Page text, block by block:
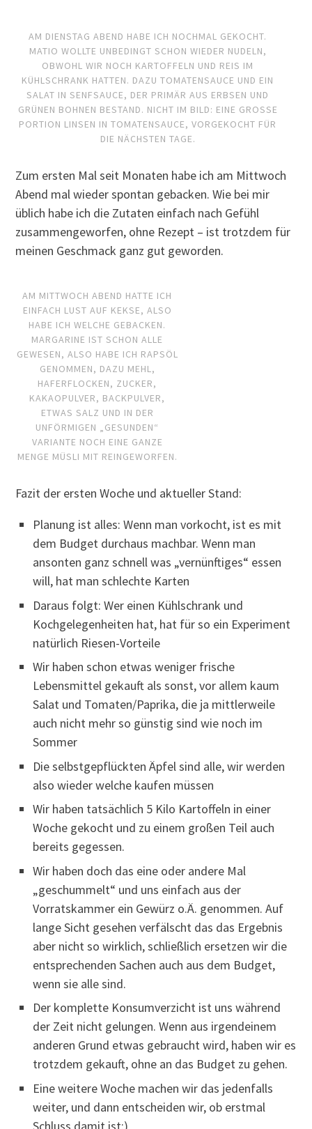
AM DIENSTAG ABEND HABE ICH NOCHMAL GEKOCHT.
MATIO WOLLTE UNBEDINGT SCHON WIEDER NUDELN,
OBWOHL WIR NOCH KARTOFFELN UND REIS IM
KÜHLSCHRANK HATTEN. DAZU TOMATENSAUCE UND EIN
SALAT IN SENFSAUCE, DER PRIMÄR AUS ERBSEN UND
GRÜNEN BOHNEN BESTAND. NICHT IM BILD: EINE GROSSE P
ORTION LINSEN IN TOMATENSAUCE, VORGEKOCHT FÜR D
IE NÄCHSTEN TAGE.
Zum ersten Mal seit Monaten habe ich am Mittwoch
Abend mal wieder spontan gebacken. Wie bei mir
üblich habe ich die Zutaten einfach nach Gefühl
zusammengeworfen, ohne Rezept – ist trotzdem für
meinen Geschmack ganz gut geworden.
AM MITTWOCH ABEND HATTE ICH
EINFACH LUST AUF KEKSE, ALSO
HABE ICH WELCHE GEBACKEN.
MARGARINE IST SCHON ALLE
GEWESEN, ALSO HABE ICH RAPSÖL
GENOMMEN, DAZU MEHL,
HAFERFLOCKEN, ZUCKER,
KAKAOPULVER, BACKPULVER,
ETWAS SALZ UND IN DER
UNFÖRMIGEN „GESUNDEN“
VARIANTE NOCH EINE GANZE
MENGE MÜSLI MIT REINGEWORFEN.
Fazit der ersten Woche und aktueller Stand:
Planung ist alles: Wenn man vorkocht, ist es mit
dem Budget durchaus machbar. Wenn man
ansonten ganz schnell was „vernünftiges“ essen
will, hat man schlechte Karten
Daraus folgt: Wer einen Kühlschrank und
Kochgelegenheiten hat, hat für so ein Experiment
natürlich Riesen-Vorteile
Wir haben schon etwas weniger frische
Lebensmittel gekauft als sonst, vor allem kaum
Salat und Tomaten/Paprika, die ja mittlerweile
auch nicht mehr so günstig sind wie noch im
Sommer
Die selbstgepflückten Äpfel sind alle, wir werden
also wieder welche kaufen müssen
Wir haben tatsächlich 5 Kilo Kartoffeln in einer
Woche gekocht und zu einem großen Teil auch
bereits gegessen.
Wir haben doch das eine oder andere Mal
„geschummelt“ und uns einfach aus der
Vorratskammer ein Gewürz o.Ä. genommen. Auf
lange Sicht gesehen verfälscht das das Ergebnis
aber nicht so wirklich, schließlich ersetzen wir die
entsprechenden Sachen auch aus dem Budget,
wenn sie alle sind.
Der komplette Konsumverzicht ist uns während
der Zeit nicht gelungen. Wenn aus irgendeinem
anderen Grund etwas gebraucht wird, haben wir es
trotzdem gekauft, ohne an das Budget zu gehen.
Eine weitere Woche machen wir das jedenfalls
weiter, und dann entscheiden wir, ob erstmal